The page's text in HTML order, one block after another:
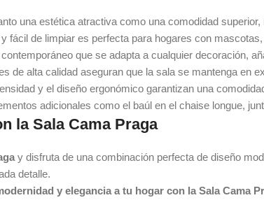
una estética atractiva como una comodidad
fácil de limpiar es perfecta para hogares con
que se adapta a cualquier decoración,
de alta calidad aseguran que la sala se mantenga en
y el diseño ergonómico garantizan una
adicionales como el baúl en el chaise longue,
la Sala Cama Praga
y disfruta de una combinación perfecta de diseño
detalle.
y elegancia a tu hogar con la Sala Cama